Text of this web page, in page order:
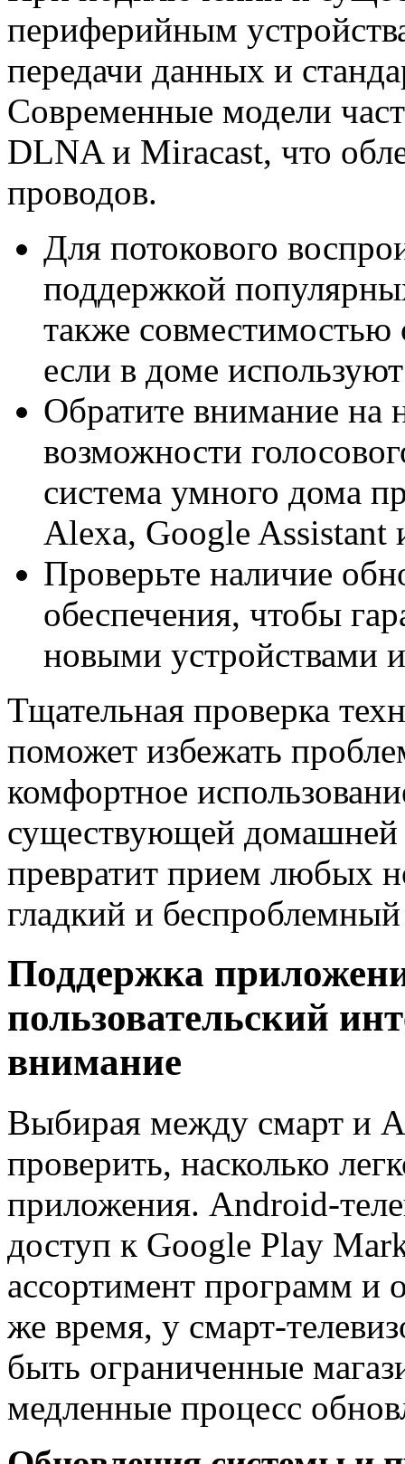
периферийным
передачи данных и
Современные модели
DLNA и Miracast, что
проводов.
Для потокового
поддержкой
также
если в доме
Обратите внимание на
возможности
система умного дома
Alexa, Google Assistant
Проверьте наличие
обеспечения, чтобы
новыми устройствами
Тщательная проверка
поможет избежать
комфортное
существующей домашней
превратит прием любых
гладкий и
Поддержка
пользовательский
внимание
Выбирая между смарт и
проверить, насколько
приложения. Android-
доступ к Google Play
ассортимент программ и
же время, у смарт-
быть ограниченные
медленные процесс